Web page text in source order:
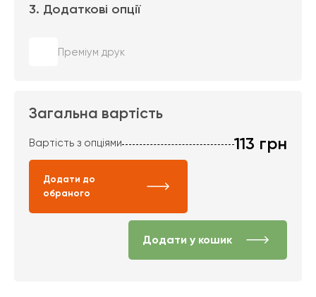
3. Додаткові опції
Преміум друк
Загальна вартість
Вартість з опціями 113 грн
Додати до
обраного
Додати у кошик